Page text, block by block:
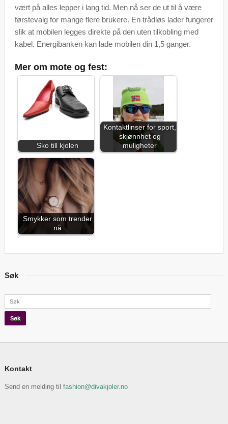
vært på alles lepper i lang tid. Men nå ser de ut til å være
førstevalg for mange flere brukere. En trådløs lader fungerer
slik at mobilen legges direkte på den uten tilkobling med
kabel. Energibanken kan lade mobilen din 1,5 ganger.
Mer om mote og fest:
Sko till kjolen
Kontaktlinser for sport,
skjønnhet og
muligheter
Smykker som trender
nå
Søk
Kontakt
Send en melding til fashion@divakjoler.no